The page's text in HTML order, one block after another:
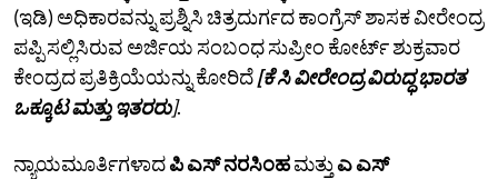
(ಇಡಿ) ಅಧಿಕಾರವನ್ನು ಪ್ರಶ್ನಿಸಿ ಚಿತ್ರದುರ್ಗದ ಕಾಂಗ್ರೆಸ್ ಶಾಸಕ ವೀರೇಂದ್ರ
ಪಪ್ಪಿ ಸಲ್ಲಿಸಿರುವ ಅರ್ಜಿಯ ಸಂಬಂಧ ಸುಪ್ರೀಂ ಕೋರ್ಟ್ ಶುಕ್ರವಾರ
ಕೇಂದ್ರದ ಪ್ರತಿಕ್ರಿಯೆಯನ್ನು ಕೋರಿದೆ[ಕೆ ಸಿ ವೀರೇಂದ್ರ ವಿರುದ್ಧ ಭಾರತ
ಒಕ್ಕೂಟ ಮತ್ತು ಇತರರು].
ನ್ಯಾಯಮೂರ್ತಿಗಳಾದಪಿ ಎಸ್ ನರಸಿಂಹಮತ್ತುಎ ಎಸ್